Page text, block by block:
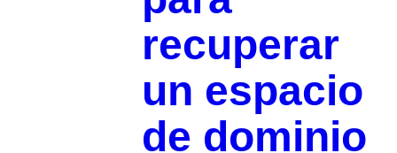
recuperar
un espacio
de dominio